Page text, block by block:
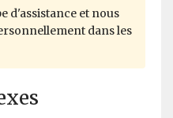
d'assistance et nous
dans les